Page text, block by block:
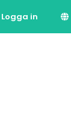
Logga in